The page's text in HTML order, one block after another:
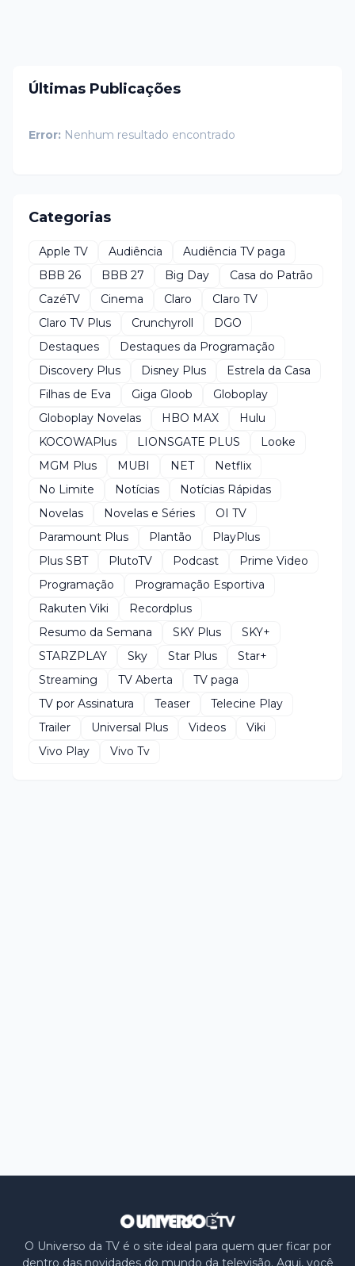
Últimas Publicações
Error: Nenhum resultado encontrado
Categorias
Apple TV Audiência
Audiência TV paga
BBB 26
BBB 27 Big Day
Casa do Patrão
CazéTV
Cinema Claro
Claro TV
Claro TV Plus
Crunchyroll
DGO
Destaques
Destaques da Programação
Discovery Plus
Disney Plus
Estrela da Casa
Filhas de Eva
Giga Gloob
Globoplay
Globoplay Novelas
HBO MAX
Hulu
KOCOWAPlus
LIONSGATE PLUS
Looke
MGM Plus
MUBI NET
Netflix
No Limite
Notícias
Notícias Rápidas
Novelas
Novelas e Séries
OI TV
Paramount Plus
Plantão
PlayPlus
Plus SBT
PlutoTV Podcast
Prime Video
Programação
Programação Esportiva
Rakuten Viki
Recordplus
Resumo da Semana
SKY Plus
SKY+
STARZPLAY
Sky Star Plus
Star+
Streaming
TV Aberta
TV paga
TV por Assinatura
Teaser
Telecine Play
Trailer
Universal Plus Videos
Viki
Vivo Play
Vivo Tv
O Universo da TV é o site ideal para quem quer ficar por